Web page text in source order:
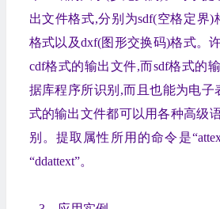
出文件格式,分别为sdf(空格定界)
格式以及dxf(图形交换码)格式。
cdf格式的输出文件,而sdf格式的
据库程序所识别,而且也能为电子
式的输出文件都可以用各种高级
别。提取属性所用的命令是
“ddattext”。